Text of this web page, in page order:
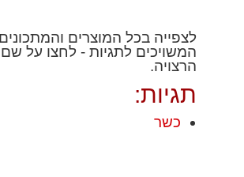
לצפייה בכל המוצרים והמתכונים
המשויכים לתגיות - לחצו על
הרצויה.
תגיות:
כשר